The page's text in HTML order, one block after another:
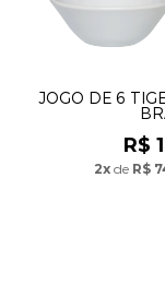
JOGO DE 6
R$
2x de R$